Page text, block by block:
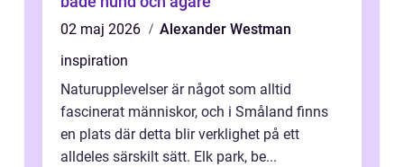
02 maj 2026
Alexander Westman
inspiration
Naturupplevelser är något som alltid
fascinerat människor, och i Småland finns
en plats där detta blir verklighet på ett
alldeles särskilt sätt. Elk park, be...